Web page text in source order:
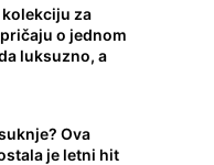
kolekciju za
o jednom
luksuzno, a
Ova
je letni hit